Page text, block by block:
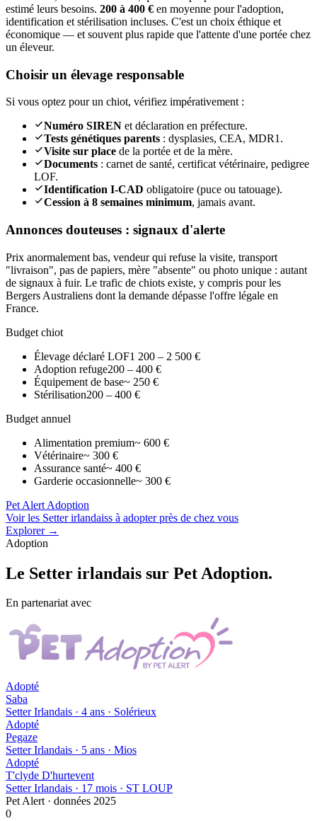
estimé leurs besoins. 200 à 400 € en moyenne pour l'adoption,
identification et stérilisation incluses. C'est un choix éthique et
économique — et souvent plus rapide que l'attente d'une portée chez
un éleveur.
Choisir un élevage responsable
Si vous optez pour un chiot, vérifiez impérativement :
Numéro SIREN et déclaration en préfecture.
Tests génétiques parents : dysplasies, CEA, MDR1.
Visite sur place de la portée et de la mère.
Documents : carnet de santé, certificat vétérinaire, pedigree
LOF.
Identification I-CAD obligatoire (puce ou tatouage).
Cession à 8 semaines minimum, jamais avant.
Annonces douteuses : signaux d'alerte
Prix anormalement bas, vendeur qui refuse la visite, transport
"livraison", pas de papiers, mère "absente" ou photo unique : autant
de signaux à fuir. Le trafic de chiots existe, y compris pour les
Bergers Australiens dont la demande dépasse l'offre légale en
France.
Budget chiot
Élevage déclaré LOF1 200 – 2 500 €
Adoption refuge200 – 400 €
Équipement de base~ 250 €
Stérilisation200 – 400 €
Budget annuel
Alimentation premium~ 600 €
Vétérinaire~ 300 €
Assurance santé~ 400 €
Garderie occasionnelle~ 300 €
Pet Alert Adoption
Voir les Setter irlandaiss à adopter près de chez vous
Explorer →
Adoption
Le Setter irlandais sur Pet Adoption.
En partenariat avec
Adopté
Saba
Setter Irlandais · 4 ans · Solérieux
Adopté
Pegaze
Setter Irlandais · 5 ans · Mios
Adopté
T'clyde D'hurtevent
Setter Irlandais · 17 mois · ST LOUP
Pet Alert · données 2025
0